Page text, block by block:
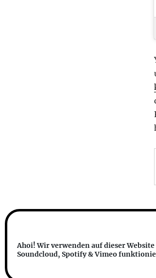
Ahoi! Wir verwenden auf dieser
Soundcloud, Spotify & Vimeo
transphilosophisch